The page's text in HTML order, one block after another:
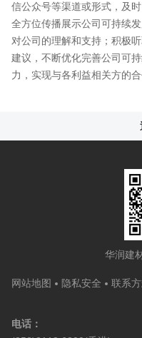
信公众号等渠道或形式，及
全方位传播展示公司可持续
对公司的理解和支持；积极
建议，不断优化完善公司可
力，实现与各利益相关方的合
华润建
网站地图 隐私安全 联系
电话：